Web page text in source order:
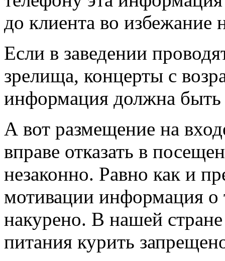
до клиента во избежание
Если в заведении
зрелища, концерты с
информация должна
А вот размещение на
вправе отказать в
незаконно. Равно как и
мотивации информация
накурено. В нашей
питания курить